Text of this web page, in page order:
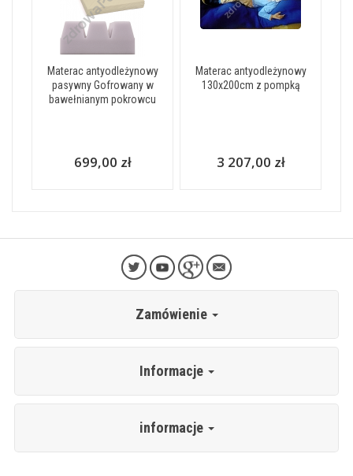
Materac antyodleżynowy
pasywny Gofrowany w
bawełnianym pokrowcu
699,00 zł
Materac antyodleżynowy
130x200cm z pompką
3 207,00 zł
Zamówienie
Informacje
informacje